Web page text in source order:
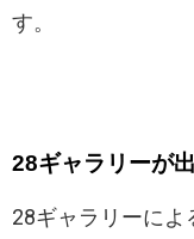
す。
28ギャラリーが
28ギャラリーに